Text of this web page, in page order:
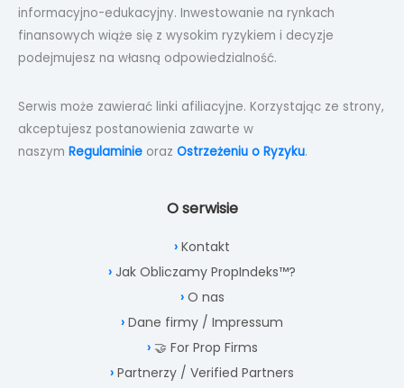
informacyjno-edukacyjny. Inwestowanie na rynkach
finansowych wiąże się z wysokim ryzykiem i decyzje
podejmujesz na własną odpowiedzialność.
Serwis może zawierać linki afiliacyjne. Korzystając ze strony,
akceptujesz postanowienia zawarte w
naszym Regulaminie oraz Ostrzeżeniu o Ryzyku.
O serwisie
Kontakt
Jak Obliczamy PropIndeks™?
O nas
Dane firmy / Impressum
🤝 For Prop Firms
Partnerzy / Verified Partners